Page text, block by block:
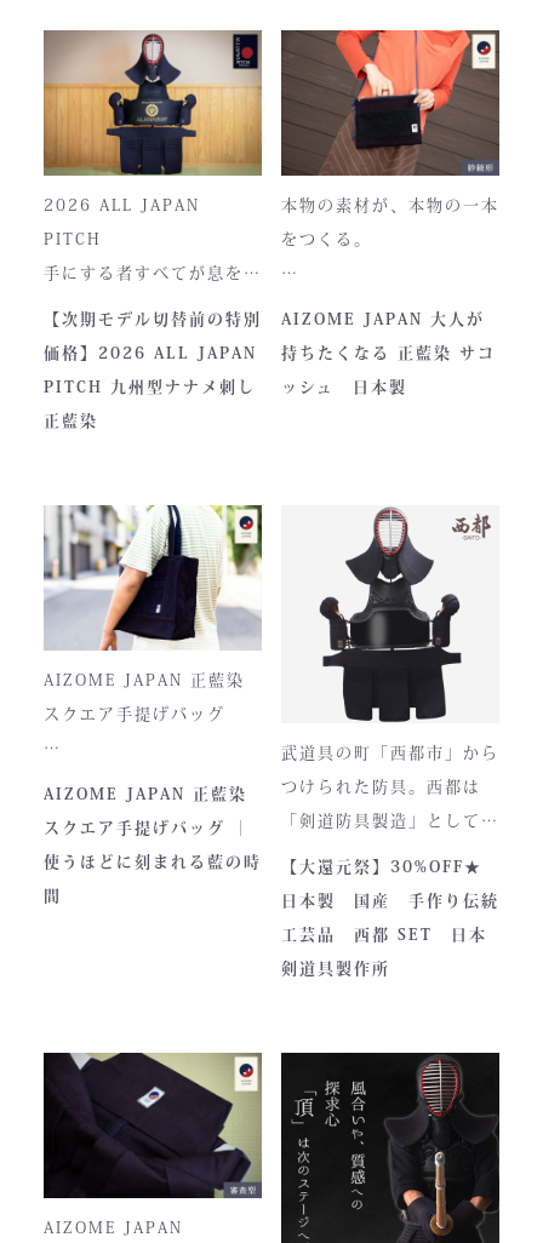
2026 ALL JAPAN
PITCH
手にする者すべてが息をの
む、現代剣道具の頂点。一
度着けた者にしかわからな
い、“本物”の存在感。ALL
JAPAN PITCHは、全国の
堅牢さ、美しい造形、そし
て驚くほどの機動力。実戦
に必要な「守り」と「動
き」を極限まで高めたこの
一式は、まさに現代剣道具
の完成形と呼ぶにふさわし
い逸品です。余計な装飾を
一切排し、機能美だけを追
求した姿。そこに宿るの
は、全日本武道具が誇
る“実用美”と魂の職人技で
す。
【次期モデル切替前の特別
価格】2026 ALL JAPAN
PITCH 九州型ナナメ刺し
正藍染
本物の素材が、本物の一本
をつくる。
本製品は、日本が誇る伝統
素材「正藍染生地」を使用
し、熊本の製作拠点にて一
正藍染ならではの深みある
色合いは、使い込むほどに
風合いが増し、唯一無二の
存在へと変化。
さらに、熊本の熟練職人に
AIZOME JAPAN 大人が
持ちたくなる 正藍染 サコ
ッシュ 日本製
AIZOME JAPAN 正藍染
スクエア手提げバッグ
とってもお洒落な和柄の手
提げバッグです。
内側には2つのポケットが
ついております。
ハンドルの高さ：22cm
■仕様
ファスナー部分にはYKK製
を使用しております。
入荷時期やロットにより、
AIZOME JAPAN 正藍染
スクエア手提げバッグ ｜
使うほどに刻まれる藍の時
間
武道具の町「西都市」から
つけられた防具。西都は
「剣道防具製造」として町
のPRやふるさと納税のた
めに作られました。しかし
全国の販売店様の強い意向
で卸販売を開始すると瞬く
トが町のPRとふるさと納
税ということもあり、高品
質低価格をできるだけ再現
しております。特に籠手は
使いやすいと評判です。
【大還元祭】30%OFF★
日本製 国産 手作り伝統
工芸品 西都 SET 日本
剣道具製作所
AIZOME JAPAN